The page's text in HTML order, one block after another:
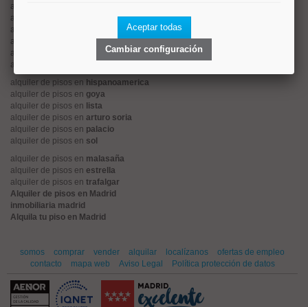
alquiler de pisos en
alquiler de pisos en
rios rosas
alquiler de pisos en
alquiler de pisos en
cuatro caminos
alquiler de pisos en
el viso
alquiler de pisos en
alquiler de pisos en hispanoamerica
alquiler de pisos en goya
alquiler de pisos en lista
alquiler de pisos en arturo soria
alquiler de pisos en palacio
alquiler de pisos en sol
alquiler de pisos en malasaña
alquiler de pisos en estrella
alquiler de pisos en trafalgar
Alquiler de pisos en Madrid
inmobiliaria madrid
Alquila tu piso en Madrid
somos comprar vender alquilar localízanos
ofertas de empleo
contacto
mapa web Aviso Legal Política protección de datos
Aceptar todas
Cambiar configuración